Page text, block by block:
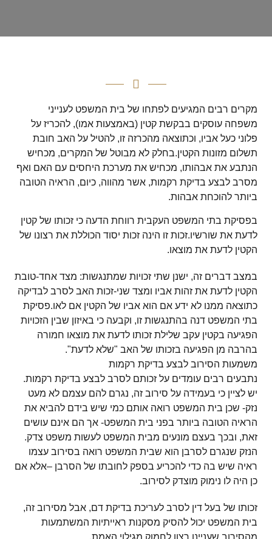
מקרים רבים המגיעים לפתחו של בית המשפט לענייני
משפחה עוסקים בבקשת קטין (באמצעות אמו), להכריז על
פלוני כעל אביו, וכתוצאה מהכרזה זו, להטיל על האב חובת
תשלום מזונות הקטין.בחלק לא מבוטל של המקרים, מכחיש
הנתבע את אבהותו, מכחיש את מערכת היחסים עם האם ואף
מסרב לבצע בדיקת רקמות, אשר מהווה, כיום, הראיה הטובה
ביותר להוכחת אבהות.
בפסיקת בתי המשפט העקבית רווחת הדעה כי זכותו של קטין
לדעת את שורשיו.זכות זו הינה זכות יסוד הכוללת את רצונו של
הקטין לדעת את מוצאו.
במצב דברים זה, ישנן שתי זכויות שמתנגשות: מצד אחד-טובת
הקטין לדעת את זהות אביו ומצד שני-זכות האב לסרב לבדיקה
כתוצאה ממנו לא ידע אם הוא אביו של הקטין אם לאו.פסיקת
בתי המשפט דנה בהתנגשות זו, וקבעה כי באיזון שבין הזכויות
הפגיעה בקטין עקב שלילת זכותו לדעת את מוצאו חמורה
בהרבה מן הפגיעה בזכותו של האב "שלא לדעת".
משמעות הסירוב לבצע בדיקת רקמות
נתבעים רבים עומדים על זכותם לסרב לבצע בדיקת רקמות.
יש לציין כי בעמידה על סירוב זה, נגרם להם עצמם לא מעט
נזק- שכן בית המשפט רואה אותם כמי שיש בידם להביא את
הראיה הטובה ביותר בפני בית המשפט- אך הם אינם עושים
זאת, ובכך בעצם מונעים מבית המשפט לעשות משפט צדק.
הנזק שנגרם לסרבן הוא שבית המשפט רואה בסירוב עצמו
ראיה שיש בה כדי להכריע בספק לחובתו של הסרבן –אלא אם
כן היה לו נימוק מוצדק לסירוב.
זכותו של בעל דין לסרב לעריכת בדיקת דם, אבל מסירוב זה,
בית המשפט יכול להסיק מסקנות ראייתיות המשתמעות
מהסירוב שעניינן רצון לחמוק מגילוי האמת.